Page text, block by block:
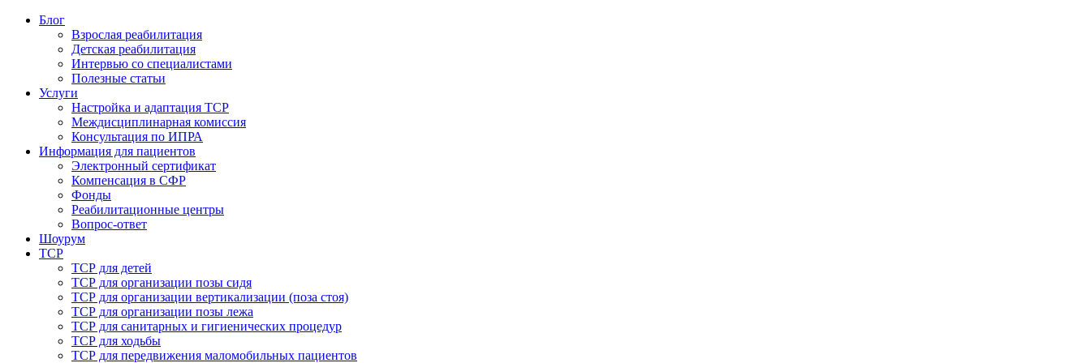
Блог
Взрослая реабилитация
Детская реабилитация
Интервью со специалистами
Полезные статьи
Услуги
Настройка и адаптация ТСР
Междисциплинарная комиссия
Консультация по ИПРА
Информация для пациентов
Электронный сертификат
Компенсация в СФР
Фонды
Реабилитационные центры
Вопрос-ответ
Шоурум
ТСР
ТСР для детей
ТСР для организации позы сидя
ТСР для организации вертикализации (поза стоя)
ТСР для организации позы лежа
ТСР для санитарных и гигиенических процедур
ТСР для ходьбы
ТСР для передвижения маломобильных пациентов